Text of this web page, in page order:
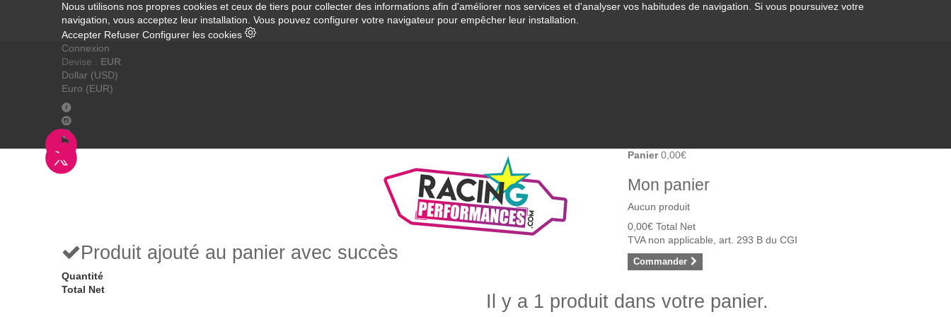
Nous utilisons nos propres cookies et ceux de tiers pour collecter des informations afin d'améliorer nos services et d'analyser vos habitudes de navigation. Si vous poursuivez votre
navigation, vous acceptez leur installation. Vous pouvez configurer votre navigateur pour empêcher leur installation.
Accepter Refuser Configurer les cookies
Connexion
Devise : EUR
Dollar (USD)
Euro (EUR)
Panier 0,00€
Mon panier
Aucun produit
0,00€ Total Net
TVA non applicable, art. 293 B du CGI
Commander
Produit ajouté au panier avec succès
Quantité
Total Net
Il y a 1 produit dans votre panier.